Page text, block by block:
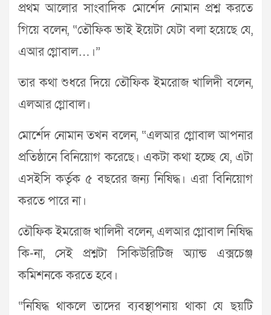
প্রথম আলোর সাংবাদিক মোর্শেদ নোমান প্রশ্ন করতে
গিয়ে বলেন, “তৌফিক ভাই ইয়েটা যেটা বলা হয়েছে যে,
এআর গ্লোবাল…।”
তার কথা শুধরে দিয়ে তৌফিক ইমরোজ খালিদী বলেন,
এলআর গ্লোবাল।
মোর্শেদ নোমান তখন বলেন, “এলআর গ্লোবাল আপনার
প্রতিষ্ঠানে বিনিয়োগ করেছে। একটা কথা হচ্ছে যে, এটা
এসইসি কর্তৃক ৫ বছরের জন্য নিষিদ্ধ। এরা বিনিয়োগ
করতে পারে না।
তৌফিক ইমরোজ খালিদী বলেন, এলআর গ্লোবাল নিষিদ্ধ
কি-না, সেই প্রশ্নটা সিকিউরিটিজ অ্যান্ড এক্সচেঞ্জ
কমিশনকে করতে হবে।
“নিষিদ্ধ থাকলে তাদের ব্যবস্থাপনায় থাকা যে ছয়টি